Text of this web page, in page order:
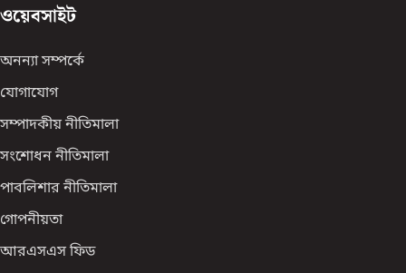
ওয়েবসাইট
অনন্যা সম্পর্কে
যোগাযোগ
সম্পাদকীয় নীতিমালা
সংশোধন নীতিমালা
পাবলিশার নীতিমালা
গোপনীয়তা
আরএসএস ফিড